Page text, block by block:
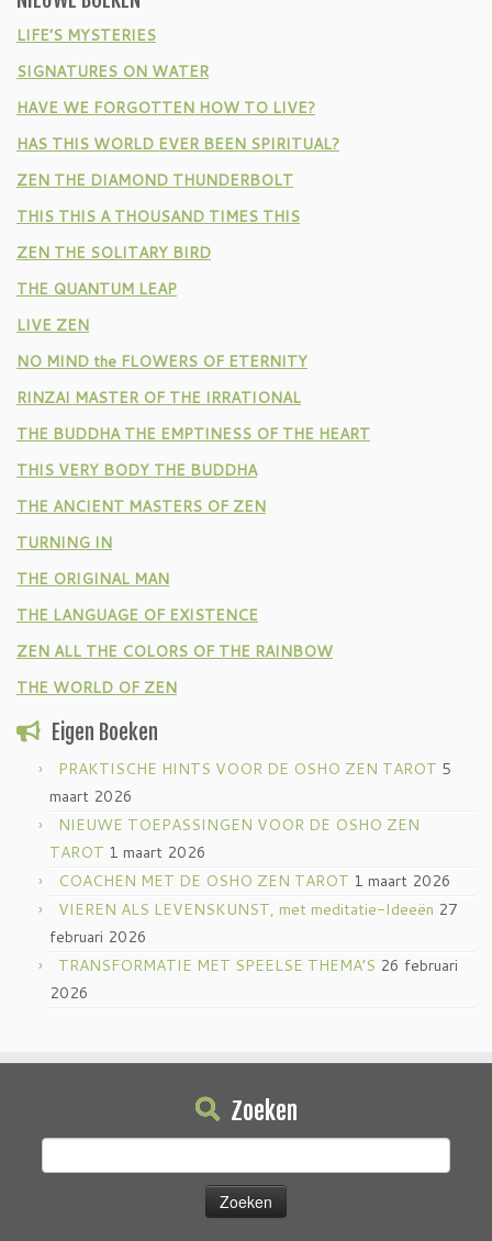
LIFE’S MYSTERIES
SIGNATURES ON WATER
HAVE WE FORGOTTEN HOW TO LIVE?
HAS THIS WORLD EVER BEEN SPIRITUAL?
ZEN THE DIAMOND THUNDERBOLT
THIS THIS A THOUSAND TIMES THIS
ZEN THE SOLITARY BIRD
THE QUANTUM LEAP
LIVE ZEN
NO MIND the FLOWERS OF ETERNITY
RINZAI MASTER OF THE IRRATIONAL
THE BUDDHA THE EMPTINESS OF THE HEART
THIS VERY BODY THE BUDDHA
THE ANCIENT MASTERS OF ZEN
TURNING IN
THE ORIGINAL MAN
THE LANGUAGE OF EXISTENCE
ZEN ALL THE COLORS OF THE RAINBOW
THE WORLD OF ZEN
Eigen Boeken
PRAKTISCHE HINTS VOOR DE OSHO ZEN TAROT 5
maart 2026
NIEUWE TOEPASSINGEN VOOR DE OSHO ZEN
TAROT 1 maart 2026
COACHEN MET DE OSHO ZEN TAROT 1 maart 2026
VIEREN ALS LEVENSKUNST, met meditatie-Ideeën 27
februari 2026
TRANSFORMATIE MET SPEELSE THEMA’S 26 februari
2026
Zoeken